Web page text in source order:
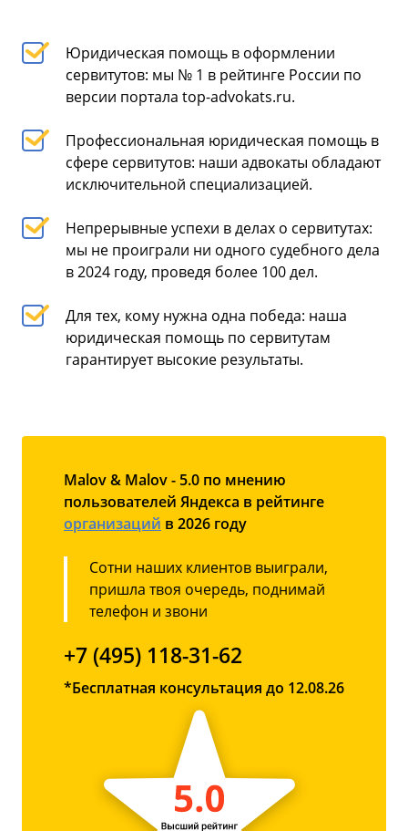
Юридическая помощь в оформлении
сервитутов: мы № 1 в рейтинге России по
версии портала top-advokats.ru.
Профессиональная юридическая помощь в
сфере сервитутов: наши адвокаты обладают
исключительной специализацией.
Непрерывные успехи в делах о сервитутах:
мы не проиграли ни одного судебного дела
в 2024 году, проведя более 100 дел.
Для тех, кому нужна одна победа: наша
юридическая помощь по сервитутам
гарантирует высокие результаты.
Malov & Malov - 5.0 по мнению
пользователей Яндекса в рейтинге
организаций в 2026 году
Сотни наших клиентов выиграли,
пришла твоя очередь, поднимай
телефон и звони
+7 (495) 118-31-62
*Бесплатная консультация до 12.08.26